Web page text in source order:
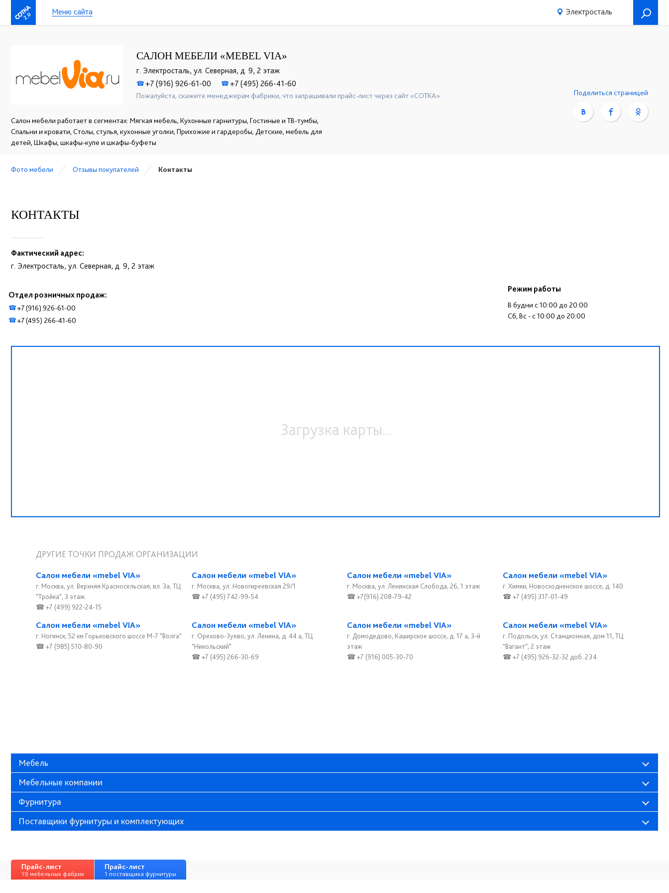
2.0 Меню сайта Электросталь
САЛОН МЕБЕЛИ «MEBEL VIA»
г. Электросталь, ул. Северная, д. 9, 2 этаж
☎+7 (916) 926-61-00 ☎+7 (495) 266-41-60
Пожалуйста, скажите менеджерам фабрики, что запрашивали прайс-лист через сайт «СОТКА».
Салон мебели работает в сегментах: Мягкая мебель, Кухонные гарнитуры, Гостиные и ТВ-тумбы,
Спальни и кровати, Столы, стулья, кухонные уголки, Прихожие и гардеробы, Детские, мебель для
детей, Шкафы, шкафы-купе и шкафы-буфеты
Поделиться страницей
Фото мебели Отзывы покупателей Контакты
КОНТАКТЫ
Фактический адрес:
г. Электросталь, ул. Северная, д. 9, 2 этаж
Отдел розничных продаж:
☎+7 (916) 926-61-00
☎+7 (495) 266-41-60
Режим работы
В будни c 10:00 до 20:00
Cб, Вс - c 10:00 до 20:00
Загрузка карты...
ДРУГИЕ ТОЧКИ ПРОДАЖ ОРГАНИЗАЦИИ
Салон мебели «mebel VIA»
г. Москва, ул. Верхняя Красносельская, вл. 3а, ТЦ
"Тройка", 3 этаж.
☎ +7 (499) 922-24-15
Салон мебели «mebel VIA»
г. Москва, ул. Новогиреевская 29/1
☎ +7 (495) 742-99-54
Салон мебели «mebel VIA»
г. Москва, ул. Ленинская Слобода, 26, 1 этаж
☎ +7(916) 208-79-42
Салон мебели «mebel VIA»
г. Химки, Новосходненское шоссе, д. 140
☎ +7 (495) 317-01-49
Салон мебели «mebel VIA»
г. Ногинск, 52 км Горьковского шоссе M-7 "Волга"
☎ +7 (985) 510-80-90
Салон мебели «mebel VIA»
г. Орехово-Зуево, ул. Ленина, д. 44 а, ТЦ
"Никольский"
☎ +7 (495) 266-30-69
Салон мебели «mebel VIA»
г. Домодедово, Каширское шоссе, д. 17 а, 3-й
этаж
☎ +7 (916) 005-30-70
Салон мебели «mebel VIA»
г. Подольск, ул. Станционная, дом 11, ТЦ
"Вагант", 2 этаж
☎ +7 (495) 926-32-32 доб. 234
Мебель
Мебельные компании
Фурнитура
Поставщики фурнитуры и комплектующих
Прайс-лист
19 мебельных фабрик
Прайс-лист
1 поставщика фурнитуры